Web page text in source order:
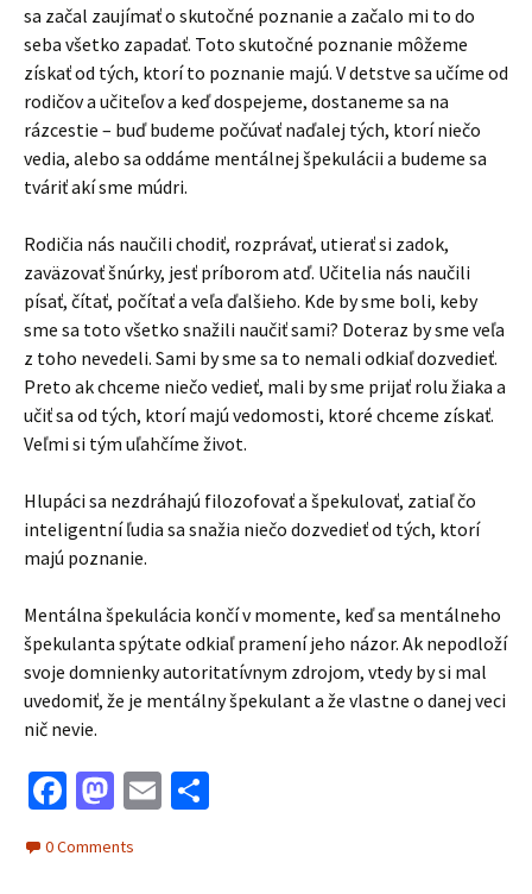
sa začal zaujímať o skutočné poznanie a začalo mi to do
seba všetko zapadať. Toto skutočné poznanie môžeme
získať od tých, ktorí to poznanie majú. V detstve sa učíme od
rodičov a učiteľov a keď dospejeme, dostaneme sa na
rázcestie – buď budeme počúvať naďalej tých, ktorí niečo
vedia, alebo sa oddáme mentálnej špekulácii a budeme sa
tváriť akí sme múdri.
Rodičia nás naučili chodiť, rozprávať, utierať si zadok,
zaväzovať šnúrky, jesť príborom atď. Učitelia nás naučili
písať, čítať, počítať a veľa ďalšieho. Kde by sme boli, keby
sme sa toto všetko snažili naučiť sami? Doteraz by sme veľa
z toho nevedeli. Sami by sme sa to nemali odkiaľ dozvedieť.
Preto ak chceme niečo vedieť, mali by sme prijať rolu žiaka a
učiť sa od tých, ktorí majú vedomosti, ktoré chceme získať.
Veľmi si tým uľahčíme život.
Hlupáci sa nezdráhajú filozofovať a špekulovať, zatiaľ čo
inteligentní ľudia sa snažia niečo dozvedieť od tých, ktorí
majú poznanie.
Mentálna špekulácia končí v momente, keď sa mentálneho
špekulanta spýtate odkiaľ pramení jeho názor. Ak nepodloží
svoje domnienky autoritatívnym zdrojom, vtedy by si mal
uvedomiť, že je mentálny špekulant a že vlastne o danej veci
nič nevie.
Facebook
Mastodon
Email
0 Comments